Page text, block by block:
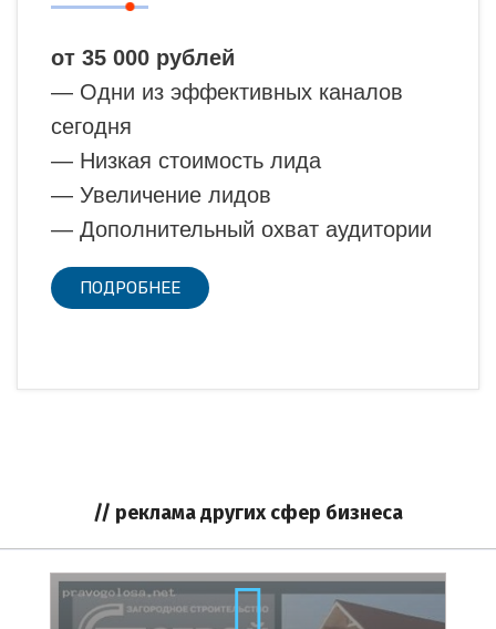
от 35 000 рублей
— Одни из эффективных каналов
сегодня
— Низкая стоимость лида
— Увеличение лидов
— Дополнительный охват аудитории
ПОДРОБНЕЕ
// реклама других сфер бизнеса